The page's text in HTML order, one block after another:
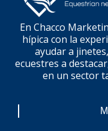
En Chacco
hípica con la
ayudar a
ecuestres a
en un sector